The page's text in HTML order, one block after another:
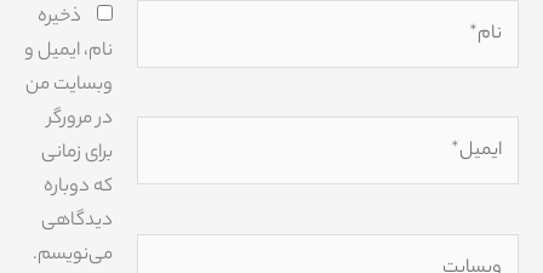
ایمیل*
ذخیره
نام، ایمیل و
وبسایت من
در مرورگر
برای زمانی
که دوباره
دیدگاهی
می‌نویسم.